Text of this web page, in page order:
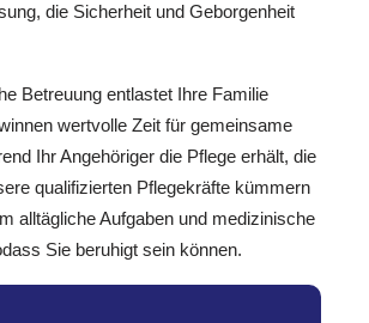
die Sicherheit und Geborgenheit
Betreuung entlastet Ihre Familie
wertvolle Zeit für gemeinsame
Ihr Angehöriger die Pflege erhält, die
qualifizierten Pflegekräfte kümmern
alltägliche Aufgaben und medizinische
Sie beruhigt sein können.